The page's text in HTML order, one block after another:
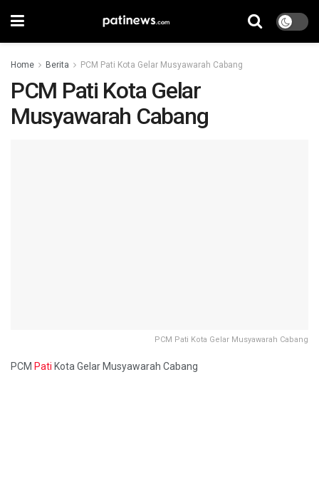
Home Berita PCM Pati Kota Gelar Musyawarah Cabang
PCM Pati Kota Gelar
Musyawarah Cabang
PCM Pati Kota Gelar Musyawarah Cabang
PCM Pati Kota Gelar Musyawarah Cabang